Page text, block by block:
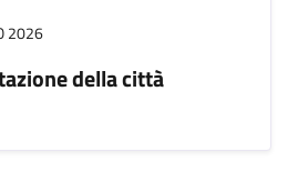
2026
della città